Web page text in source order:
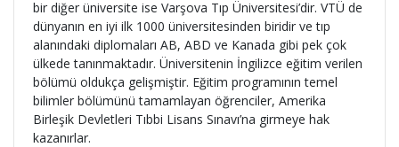
bir diğer üniversite ise Varşova Tıp Üniversitesi’dir. VTÜ de
dünyanın en iyi ilk 1000 üniversitesinden biridir ve tıp
alanındaki diplomaları AB, ABD ve Kanada gibi pek çok
ülkede tanınmaktadır. Üniversitenin İngilizce eğitim verilen
bölümü oldukça gelişmiştir. Eğitim programının temel
bilimler bölümünü tamamlayan öğrenciler, Amerika
Birleşik Devletleri Tıbbi Lisans Sınavı’na girmeye hak
kazanırlar.